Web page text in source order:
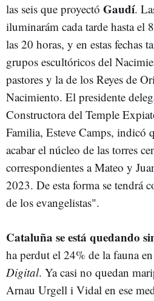
las seis que proyectó Gaudí.
iluminarám cada tarde hasta el
las 20 horas, y en estas fechas
grupos escultóricos del
pastores y la de los Reyes de
Nacimiento. El presidente
Constructora del Temple
Familia, Esteve Camps, indicó
acabar el núcleo de las torres
correspondientes a Mateo y
2023. De esta forma se tendrá
de los evangelistas".
Cataluña se está quedando
ha perdut el 24% de la fauna
Digital. Ya casi no quedan
Arnau Urgell i Vidal en ese